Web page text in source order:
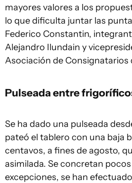
mayores valores a los
lo que dificulta juntar las
Federico Constantin,
Alejandro Ilundain y
Asociación de Consignatarios
Pulseada entre
Se ha dado una pulseada
pateó el tablero con una baja
centavos, a fines de agosto,
asimilada. Se concretan
excepciones, se han